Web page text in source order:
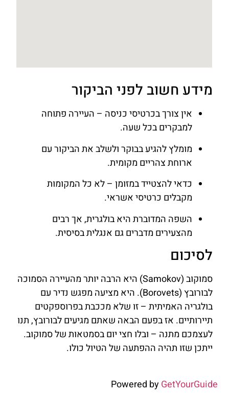
מידע חשוב לפני הביקור
אין צורך בכרטיסי כניסה – העיירה פתוחה
למבקרים בכל שעה.
מומלץ להגיע בבוקר ולשלב את הביקור עם
ארוחת צהריים מקומית.
כדאי להצטייד במזומן – לא כל המקומות
מקבלים כרטיסי אשראי.
השפה המדוברת היא בולגרית, אך רבים
מהצעירים מדברים גם אנגלית בסיסית.
לסיכום
סמוקוב (Samokov) היא הרבה יותר מהעיירה הסמוכה
לבורובץ (Borovets). היא מציעה מפגש נדיר עם
בולגריה האמיתית – זו שלא מככבת בפרוספקטים
תיירותיים. אז בפעם הבאה שאתם מגיעים לבורובץ, תנו
לעצמכם מתנה – ובלו חצי יום בסמטאות של סמוקוב.
ייתכן שזו תהיה ההפתעה של הטיול כולו.
Powered byGetYourGuide